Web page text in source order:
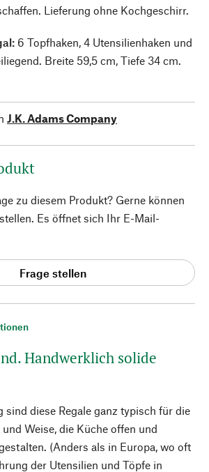
Handwerklich solide
sind diese Regale ganz typisch für die
Weise, die Küche offen und
(Anders als in Europa, wo oft
der Utensilien und Töpfe in
Lieferung ohne Kochgeschirr.
6 Topfhaken, 4 Utensilienhaken und
Breite 59,5 cm, Tiefe 34 cm.
J.K. Adams Company
zu diesem Produkt? Gerne können
Es öffnet sich Ihr E-Mail-
Frage stellen